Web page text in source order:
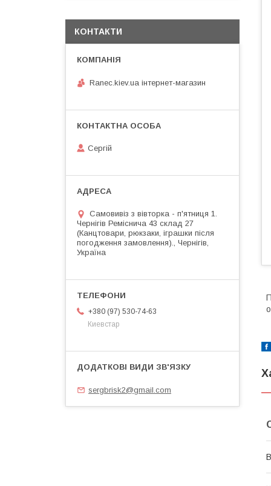
КОНТАКТИ
Ranec.kiev.ua інтернет-магазин
Сергій
Самовивіз з вівторка - п'ятниця 1.
Чернігів Реміснича 43 склад 27
(Канцтовари, рюкзаки, іграшки після
погодження замовлення)., Чернігів,
Україна
+380 (97) 530-74-63
Киевстар
sergbrisk2@gmail.com